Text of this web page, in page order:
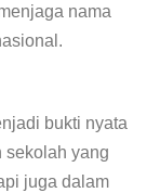
nama
bukti nyata
sekolah yang
juga dalam